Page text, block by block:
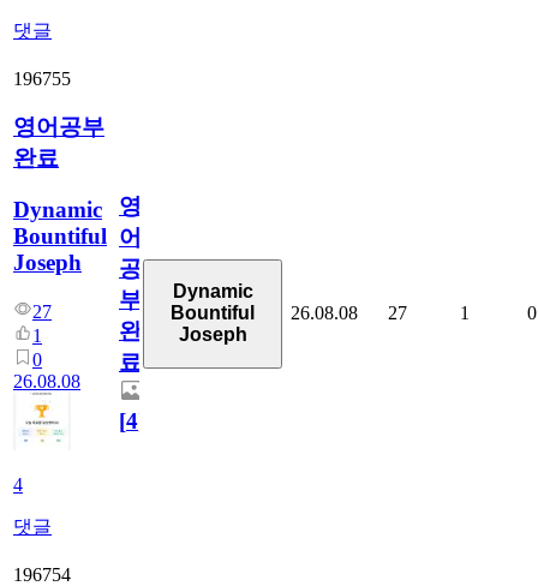
댓글
196755
영어공부
완료
Dynamic
Bountiful
Joseph
27
1
0
26.08.08
4
댓글
영
어
공
부
완
료
[4]
Dynamic
Bountiful
Joseph
26.08.08 27 1 0
196754